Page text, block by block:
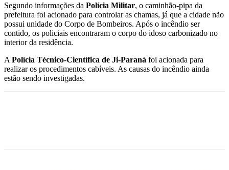
Segundo informações da Polícia Militar, o caminhão-pipa da
prefeitura foi acionado para controlar as chamas, já que a cidade não
possui unidade do Corpo de Bombeiros. Após o incêndio ser
contido, os policiais encontraram o corpo do idoso carbonizado no
interior da residência.
A Polícia Técnico-Científica de Ji-Paraná foi acionada para
realizar os procedimentos cabíveis. As causas do incêndio ainda
estão sendo investigadas.